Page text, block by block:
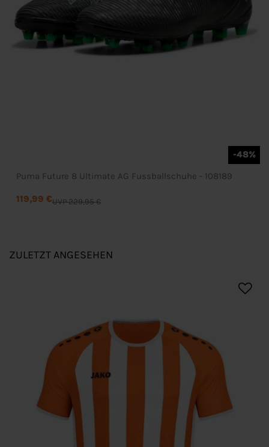
-48%
Puma Future 8 Ultimate AG Fussballschuhe - 108189
UVP 229,95 €
119,99 €
ZULETZT ANGESEHEN